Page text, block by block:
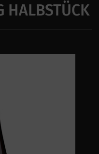
HALBSTÜCK